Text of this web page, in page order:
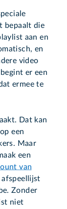
bepaalt die
aan en
en
video
er een
ermee te
Dat kan
een
Maar
een
van
afspeellijst
Zonder
niet